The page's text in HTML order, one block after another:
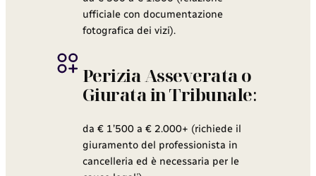
ufficiale con documentazione
fotografica dei vizi).
Perizia Asseverata o
Giurata in Tribunale:
da € 1’500 a € 2.000+ (richiede il
giuramento del professionista in
cancelleria ed è necessaria per le